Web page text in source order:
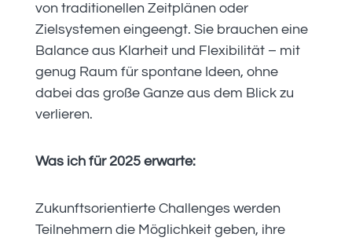
von traditionellen Zeitplänen oder
Zielsystemen eingeengt. Sie brauchen eine
Balance aus Klarheit und Flexibilität – mit
genug Raum für spontane Ideen, ohne
dabei das große Ganze aus dem Blick zu
verlieren.
Was ich für 2025 erwarte:
Zukunftsorientierte Challenges werden
Teilnehmern die Möglichkeit geben, ihre